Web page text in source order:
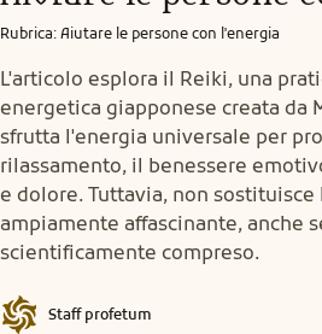
Rubrica: Aiutare le persone con l'energia
L'articolo esplora il Reiki, una
energetica giapponese creata da
sfrutta l'energia universale per
rilassamento, il benessere
e dolore. Tuttavia, non
ampiamente affascinante, anche
scientificamente compreso.
Staff profetum